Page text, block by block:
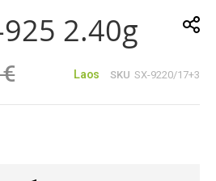
2.40g
Laos SKU SX-9220/17+3